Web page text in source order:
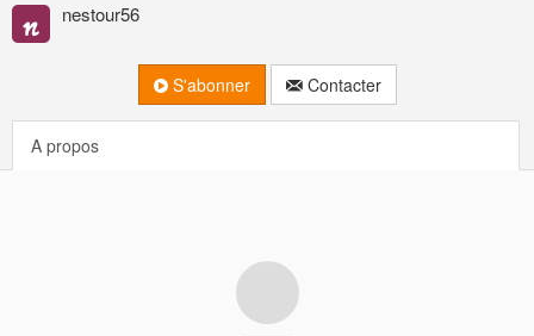
nestour56
S'abonner Contacter
A propos